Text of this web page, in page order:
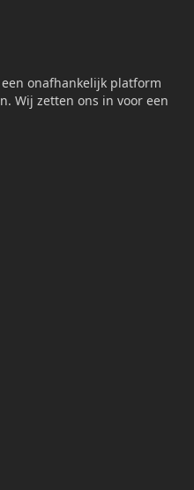
onafhankelijk platform
Wij zetten ons in voor een